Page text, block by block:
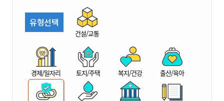
시
산
유형선택
건설/교통
경제/일자리 토지/주택 복지/건강 출산/육아